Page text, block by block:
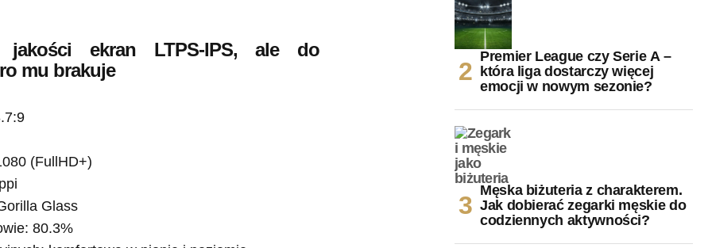
jakości ekran LTPS-IPS, ale do
mu brakuje
(FullHD+)
Glass
80.3%
Premier League czy Serie A –
która liga dostarczy więcej
emocji w nowym sezonie?
Męska biżuteria z charakterem.
Jak dobierać zegarki męskie do
codziennych aktywności?